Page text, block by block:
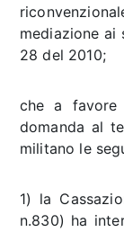
mediazione ai
28 del 2010;
che a favore
domanda al
militano le
1) la
n.830) ha